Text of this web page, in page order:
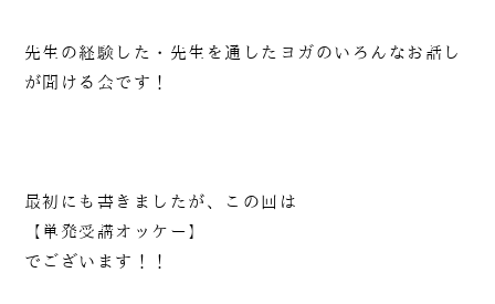
先生の経験した・先生を通したヨガのいろんなお話し
が聞ける会です！
最初にも書きましたが、この回は
【単発受講オッケー】
でございます！！